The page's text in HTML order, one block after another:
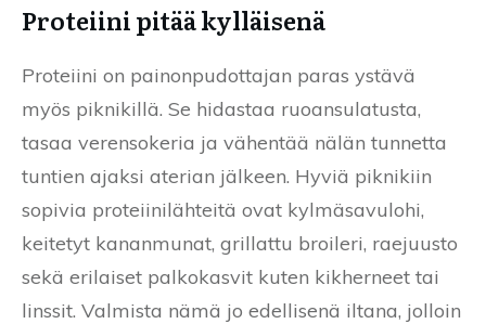
Proteiini pitää kylläisenä
Proteiini on painonpudottajan paras ystävä
myös piknikillä. Se hidastaa ruoansulatusta,
tasaa verensokeria ja vähentää nälän tunnetta
tuntien ajaksi aterian jälkeen. Hyviä piknikiin
sopivia proteiinilähteitä ovat kylmäsavulohi,
keitetyt kananmunat, grillattu broileri, raejuusto
sekä erilaiset palkokasvit kuten kikherneet tai
linssit. Valmista nämä jo edellisenä iltana, jolloin